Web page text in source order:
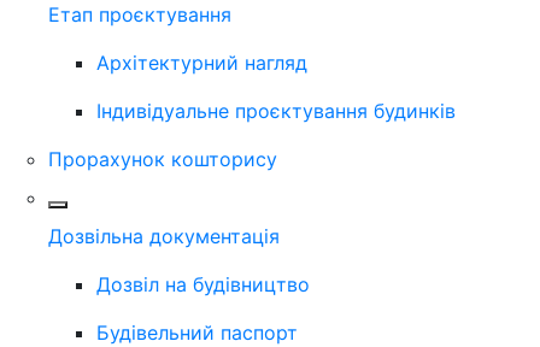
Етап проєктування
Архітектурний нагляд
Індивідуальне проєктування будинків
Прорахунок кошторису
Дозвільна документація
Дозвіл на будівництво
Будівельний паспорт